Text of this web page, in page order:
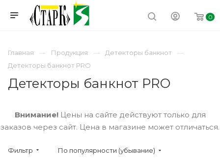
0
Главная Продукция
Детекторы банкнот
Детекторы банкнот PRO
Детекторы банкнот PRO
Внимание!Цены на сайте действуют только для
заказов через сайт. Цена в магазине может отличаться.
Фильтр По популярности (убывание)